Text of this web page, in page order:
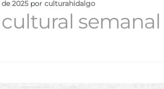
2025 porculturahidalgo
semanal